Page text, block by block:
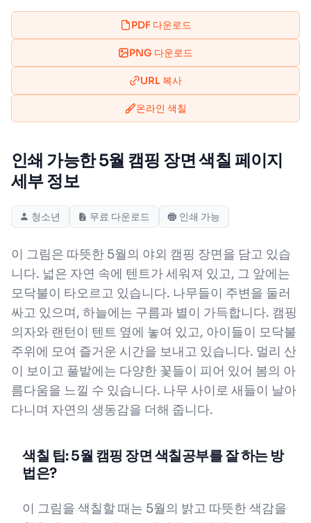
PDF 다운로드
PNG 다운로드
URL 복사
온라인 색칠
인쇄 가능한 5월 캠핑 장면 색칠 페이지
세부 정보
청소년 무료 다운로드 인쇄 가능
이 그림은 따뜻한 5월의 야외 캠핑 장면을 담고 있습
니다. 넓은 자연 속에 텐트가 세워져 있고, 그 앞에는
모닥불이 타오르고 있습니다. 나무들이 주변을 둘러
싸고 있으며, 하늘에는 구름과 별이 가득합니다. 캠핑
의자와 랜턴이 텐트 옆에 놓여 있고, 아이들이 모닥불
주위에 모여 즐거운 시간을 보내고 있습니다. 멀리 산
이 보이고 풀밭에는 다양한 꽃들이 피어 있어 봄의 아
름다움을 느낄 수 있습니다. 나무 사이로 새들이 날아
다니며 자연의 생동감을 더해 줍니다.
색칠 팁: 5월 캠핑 장면 색칠공부를 잘 하는 방
법은?
이 그림을 색칠할 때는 5월의 밝고 따뜻한 색감을